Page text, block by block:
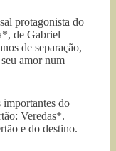
protagonista do
de Gabriel
de separação,
amor num
do
Veredas*.
e do destino.